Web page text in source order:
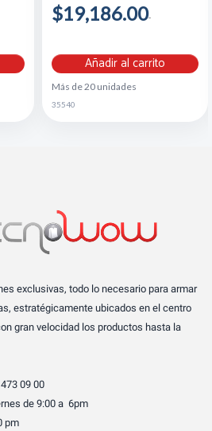
$19,186.00
Añadir al carrito
Más de 20 unidades
35540
exclusivas, todo lo necesario para armar
estratégicamente ubicados en el centro
gran velocidad los productos hasta la
09 00
de 9:00 a 6pm
pm